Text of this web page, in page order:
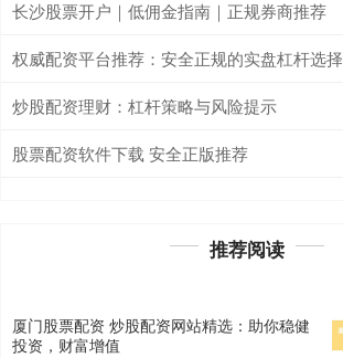
长沙股票开户｜低佣金指南｜正规券商推荐
权威配资平台推荐：安全正规的实盘杠杆选择
炒股配资理财：杠杆策略与风险提示
股票配资软件下载 安全正版推荐
推荐阅读
厦门股票配资 炒股配资网站精选：助你稳健
投资，财富增值